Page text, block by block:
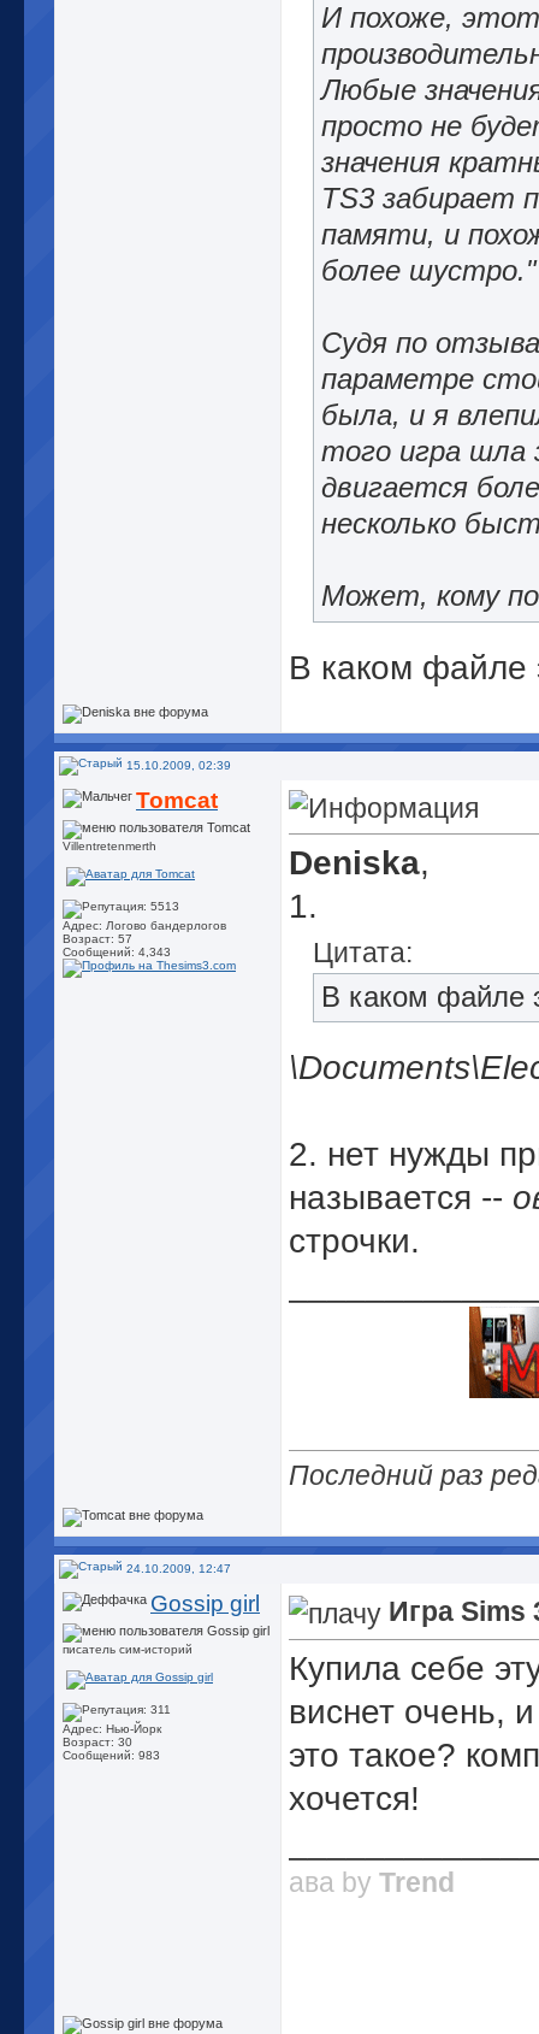
И похоже,
Любые
просто не
значения
TS3 забирает
памяти, и
более
Судя по
параметре
была, и я
того игра шла
двигается
несколько
Может, кому
В каком файле
15.10.2009, 02:39
Tomcat
Villentretenmerth
Адрес: Логово бандерлогов
Возраст: 57
Сообщений: 4,343
Deniska,
1.
Цитата:
В каком файле
2. нет нужды
называется --
строчки.
Последний раз
24.10.2009, 12:47
Gossip girl
писатель сим-историй
Адрес: Нью-Йорк
Возраст: 30
Сообщений: 983
Игра Sims
Купила себе
виснет очень,
это такое?
хочется!
ава by Trend